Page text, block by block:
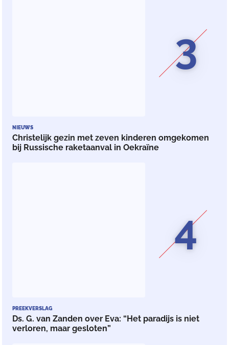
3
NIEUWS
Christelijk gezin met zeven kinderen omgekomen
bij Russische raketaanval in Oekraïne
4
PREEKVERSLAG
Ds. G. van Zanden over Eva: “Het paradijs is niet
verloren, maar gesloten”